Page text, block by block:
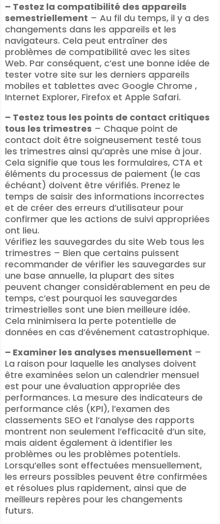
– Testez la compatibilité des appareils
semestriellement – Au fil du temps, il y a des
changements dans les appareils et les
navigateurs. Cela peut entraîner des
problèmes de compatibilité avec les sites
Web. Par conséquent, c’est une bonne idée de
tester votre site sur les derniers appareils
mobiles et tablettes avec Google Chrome ,
Internet Explorer, Firefox et Apple Safari.
– Testez tous les points de contact critiques
tous les trimestres – Chaque point de
contact doit être soigneusement testé tous
les trimestres ainsi qu’après une mise à jour.
Cela signifie que tous les formulaires, CTA et
éléments du processus de paiement (le cas
échéant) doivent être vérifiés. Prenez le
temps de saisir des informations incorrectes
et de créer des erreurs d’utilisateur pour
confirmer que les actions de suivi appropriées
ont lieu.
Vérifiez les sauvegardes du site Web tous les
trimestres – Bien que certains puissent
recommander de vérifier les sauvegardes sur
une base annuelle, la plupart des sites
peuvent changer considérablement en peu de
temps, c’est pourquoi les sauvegardes
trimestrielles sont une bien meilleure idée.
Cela minimisera la perte potentielle de
données en cas d’événement catastrophique.
– Examiner les analyses mensuellement –
La raison pour laquelle les analyses doivent
être examinées selon un calendrier mensuel
est pour une évaluation appropriée des
performances. La mesure des indicateurs de
performance clés (KPI), l’examen des
classements SEO et l’analyse des rapports
montrent non seulement l’efficacité d’un site,
mais aident également à identifier les
problèmes ou les problèmes potentiels.
Lorsqu’elles sont effectuées mensuellement,
les erreurs possibles peuvent être confirmées
et résolues plus rapidement, ainsi que de
meilleurs repères pour les changements
futurs.